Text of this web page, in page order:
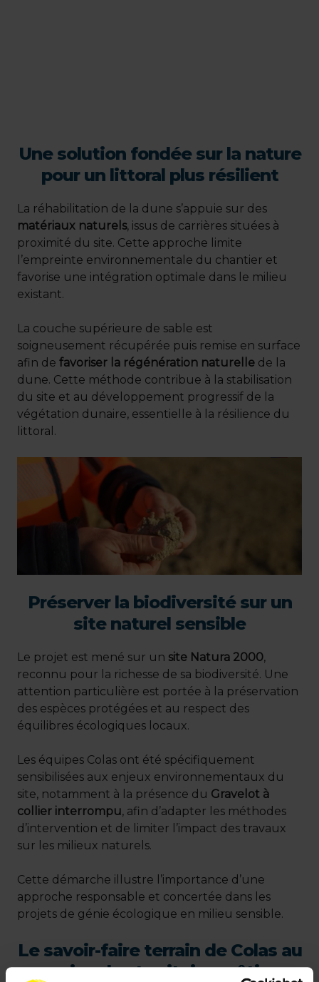
Une solution fondée sur la nature
pour un littoral plus résilient
La réhabilitation de la dune s’appuie sur des
matériaux naturels, issus de carrières situées à
proximité du site. Cette approche limite
l’empreinte environnementale du chantier et
favorise une intégration optimale dans le milieu
existant.
La couche supérieure de sable est
soigneusement récupérée puis remise en surface
afin de favoriser la régénération naturelle de la
dune. Cette méthode contribue à la stabilisation
du site et au développement progressif de la
végétation dunaire, essentielle à la résilience du
littoral.
Préserver la biodiversité sur un
site naturel sensible
Le projet est mené sur un site Natura 2000,
reconnu pour la richesse de sa biodiversité. Une
attention particulière est portée à la préservation
des espèces protégées et au respect des
équilibres écologiques locaux.
Les équipes Colas ont été spécifiquement
sensibilisées aux enjeux environnementaux du
site, notamment à la présence du Gravelot à
collier interrompu, afin d’adapter les méthodes
d’intervention et de limiter l’impact des travaux
sur les milieux naturels.
Cette démarche illustre l’importance d’une
approche responsable et concertée dans les
projets de génie écologique en milieu sensible.
Le savoir-faire terrain de Colas au
service des territoires côtiers